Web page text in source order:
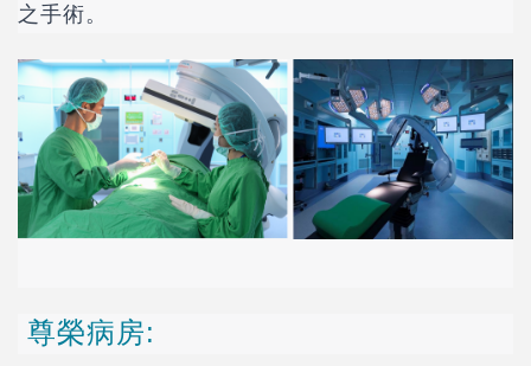
之手術。
尊榮病房: